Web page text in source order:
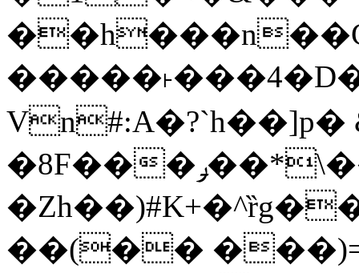
Vn#:A�?`h��]p�
�8F���ݛ��*\��U��S
��(��